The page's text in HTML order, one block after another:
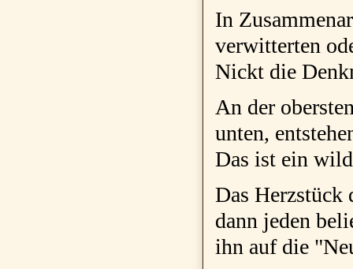
In
verwitterten
Nickt die
An der
unten,
Das ist ein
Das Herzstück
dann jeden
ihn auf die